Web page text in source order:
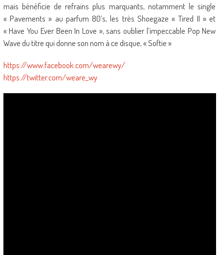
mais bénéficie de refrains plus marquants, notamment le single
« Pavements » au parfum 80’s, les très Shoegaze « Tired II » et
« Have You Ever Been In Love », sans oublier l’impeccable Pop New
Wave du titre qui donne son nom à ce disque, « Softie »
https://www.facebook.com/wearewy/
https://twitter.com/weare_wy